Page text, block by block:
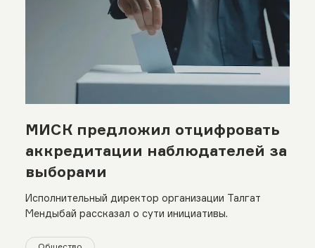
МИСК предложил отцифровать
аккредитации наблюдателей за
выборами
Исполнительный директор организации Талгат
Мендыбай рассказал о сути инициативы.